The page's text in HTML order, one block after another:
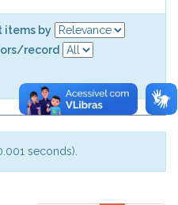
items by
record
seconds).